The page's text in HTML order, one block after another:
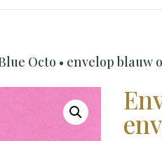
Octo • envelop blauw